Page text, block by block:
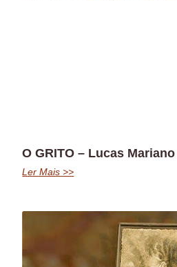
O GRITO – Lucas Mariano
Ler Mais >>